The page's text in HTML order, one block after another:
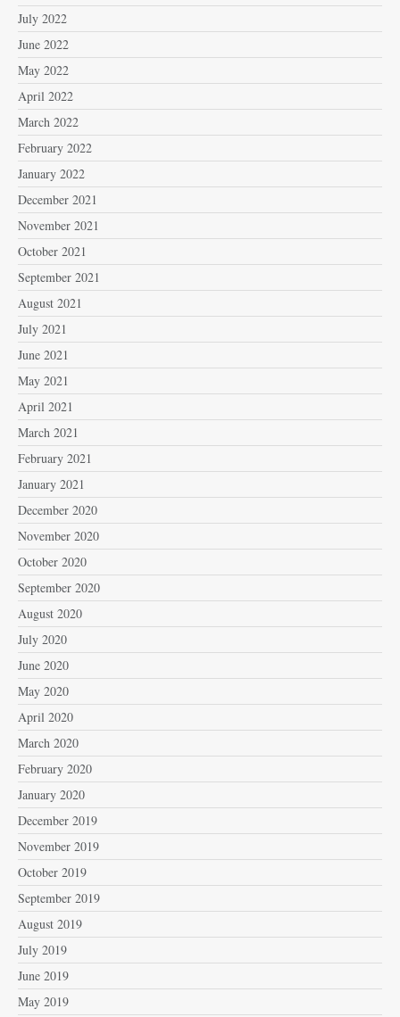
July 2022
June 2022
May 2022
April 2022
March 2022
February 2022
January 2022
December 2021
November 2021
October 2021
September 2021
August 2021
July 2021
June 2021
May 2021
April 2021
March 2021
February 2021
January 2021
December 2020
November 2020
October 2020
September 2020
August 2020
July 2020
June 2020
May 2020
April 2020
March 2020
February 2020
January 2020
December 2019
November 2019
October 2019
September 2019
August 2019
July 2019
June 2019
May 2019